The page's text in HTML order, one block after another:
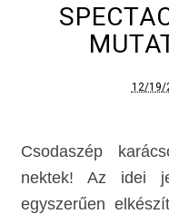
12/19/
Csodaszép
nektek! Az idei
egyszerűen